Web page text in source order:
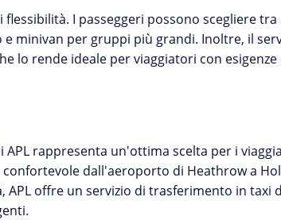
I passeggeri possono scegliere
minivan per gruppi più grandi. Inoltre, il
lo rende ideale per viaggiatori con
rappresenta un'ottima scelta per i
dall'aeroporto di Heathrow a
APL offre un servizio di trasferimento in taxi